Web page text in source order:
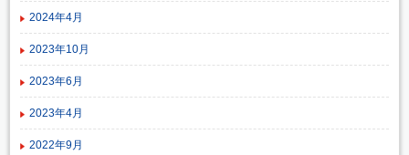
2024年4月
2023年10月
2023年6月
2023年4月
2022年9月